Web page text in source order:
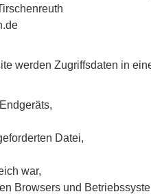
werden Zugriffsdaten in
Datei,
war,
Browsers und